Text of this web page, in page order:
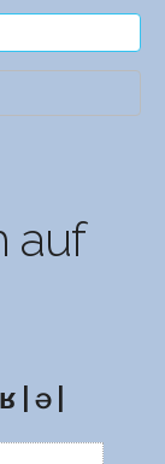
auf
| ə |